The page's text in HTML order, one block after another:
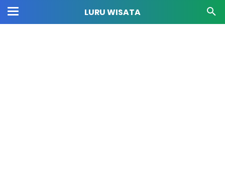
LURU WISATA